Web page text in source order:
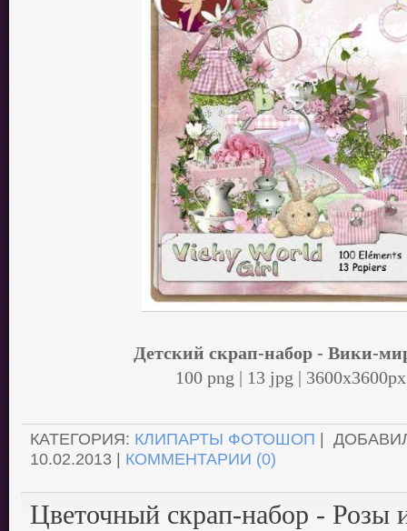
Детский скрап-набор - Вики-
100 png | 13 jpg |
КАТЕГОРИЯ: КЛИПАРТЫ ФОТОШОП |
10.02.2013 | КОММЕНТАРИИ (0)
Цветочный скрап-набор - Розы